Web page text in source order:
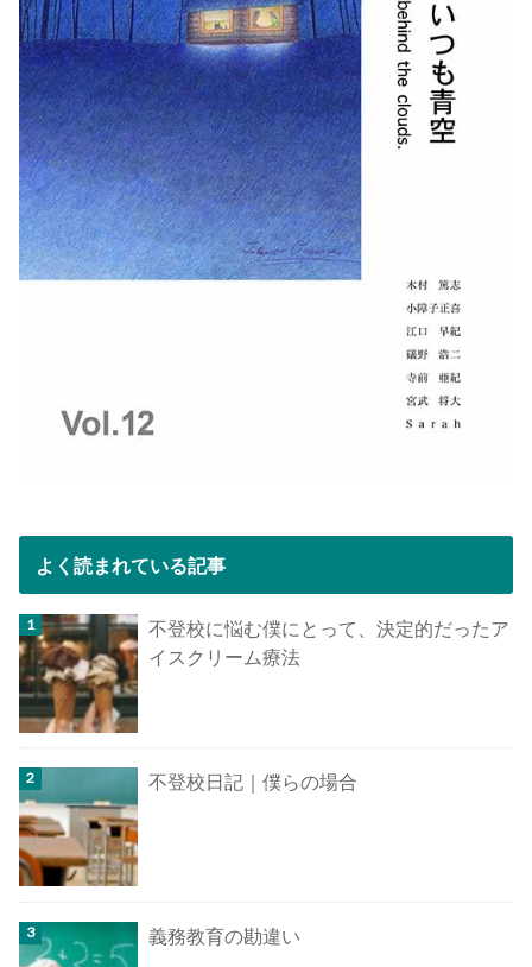
よく読まれている記事
不登校に悩む僕にとって、決定的だったア
イスクリーム療法
不登校日記｜僕らの場合
義務教育の勘違い